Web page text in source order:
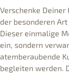
Verschenke
der besonderen
Dieser einmalige
ein, sondern
atemberaubende
begleiten werden.